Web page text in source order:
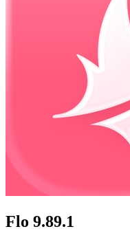
Flo 9.89.1